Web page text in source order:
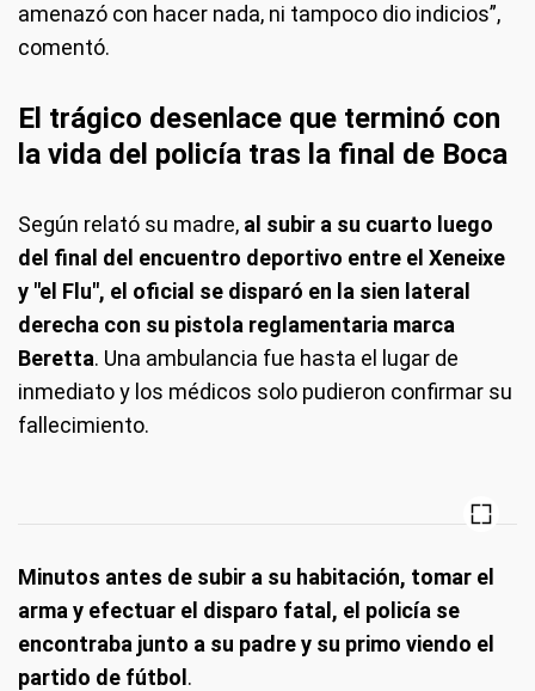
amenazó con hacer nada, ni tampoco dio indicios”,
comentó.
El trágico desenlace que terminó con
la vida del policía tras la final de Boca
Según relató su madre, al subir a su cuarto luego
del final del encuentro deportivo entre el Xeneixe
y "el Flu", el oficial se disparó en la sien lateral
derecha con su pistola reglamentaria marca
Beretta. Una ambulancia fue hasta el lugar de
inmediato y los médicos solo pudieron confirmar su
fallecimiento.
Minutos antes de subir a su habitación, tomar el
arma y efectuar el disparo fatal, el policía se
encontraba junto a su padre y su primo viendo el
partido de fútbol .